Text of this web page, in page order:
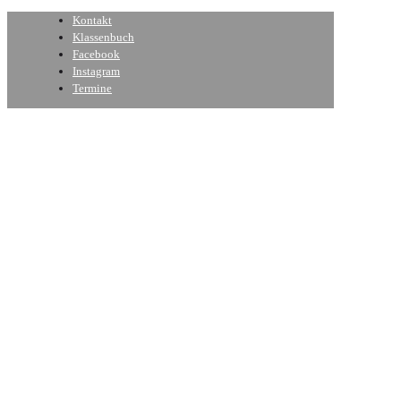
Kontakt
Klassenbuch
Facebook
Instagram
Termine